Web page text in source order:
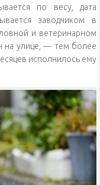
по весу, дата
заводчиком в
и ветеринарном
на улице, — тем более
исполнилось ему